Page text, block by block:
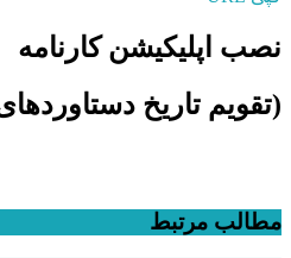
نصب اپلیکیشن کارنامه
(تقویم تاریخ
مطالب مرتبط